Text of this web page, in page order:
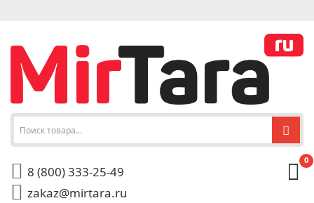
8 (800) 333-25-49
zakaz@mirtara.ru
0